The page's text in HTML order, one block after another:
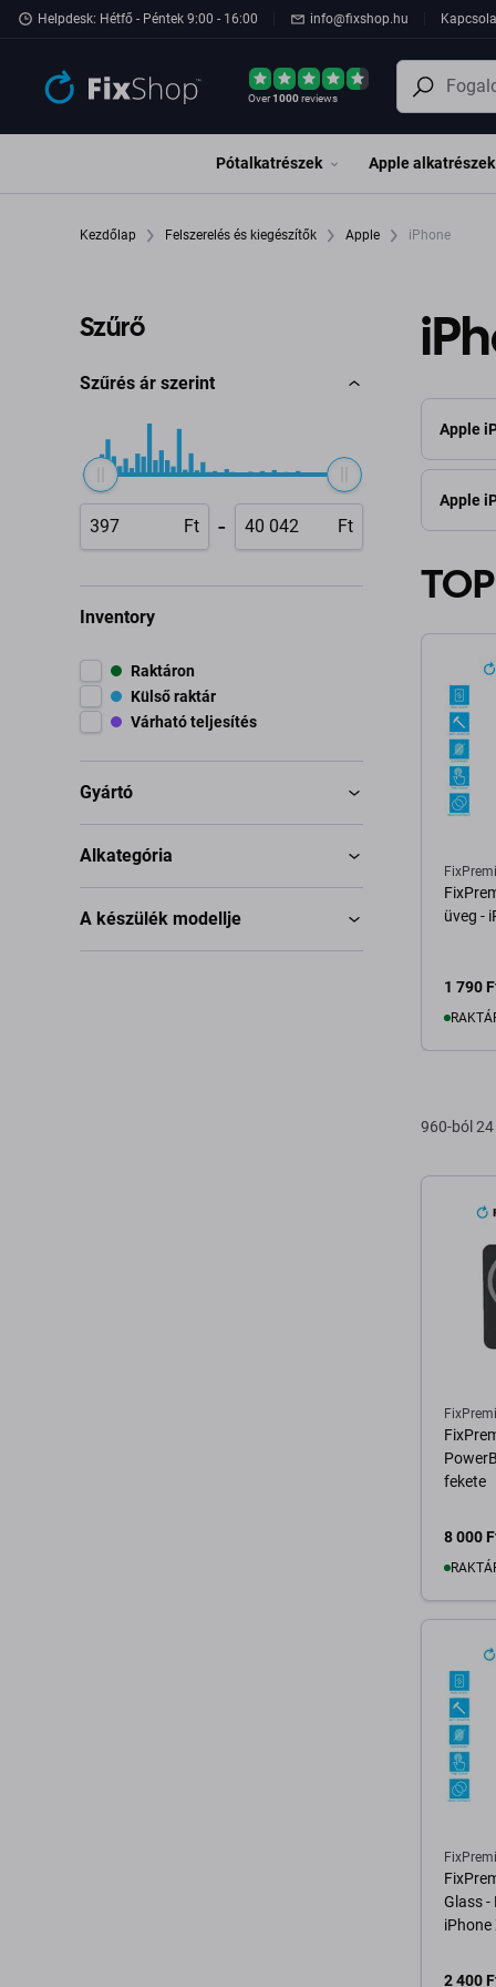
Ugrás az oldal fő részéhez
Helpdesk: Hétfő - Péntek 9:00 - 16:00 info@fixshop.hu
Over1000reviews
Pótalkatrészek Apple alkatrészek
Kezdőlap Felszerelés és kiegészítők Apple iPhone
Szűrő
Szűrés ár szerint
Ft - Ft
Inventory
Raktáron
Külső raktár
Várható teljesítés
Gyártó
Alkategória
A készülék modellje
Apple
Apple
üveg -
1 790
960-ból
fekete
8 000
Glass -
iPhone
2 400